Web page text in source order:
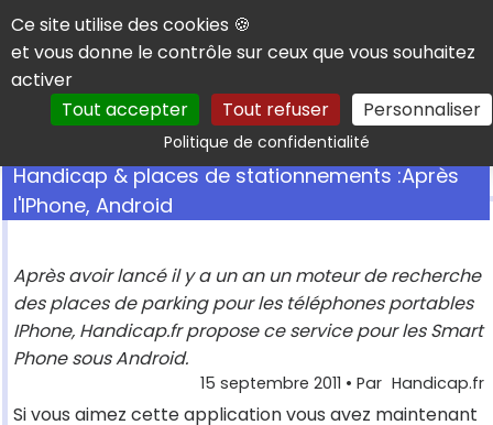
Panneau de gestion des cookies
Ce site utilise des cookies 🍪
et vous donne le contrôle sur ceux que vous souhaitez
activer
Tout accepter
Tout refuser Personnaliser
Politique de confidentialitéRechercher
Handicap & places de stationnements :Après
l'IPhone, Android
Après avoir lancé il y a un an un moteur de recherche
des places de parking pour les téléphones portables
IPhone, Handicap.fr propose ce service pour les Smart
Phone sous Android.
15 septembre 2011 • Par Handicap.fr
Si vous aimez cette application vous avez maintenant